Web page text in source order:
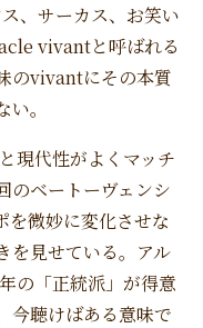
、サーカス、お笑い
vivantと呼ばれる
のvivantにその本質
。
現代性がよくマッチ
のベートーヴェンシ
を微妙に変化させな
を見せている。アル
の「正統派」が得意
今聴けばある意味で